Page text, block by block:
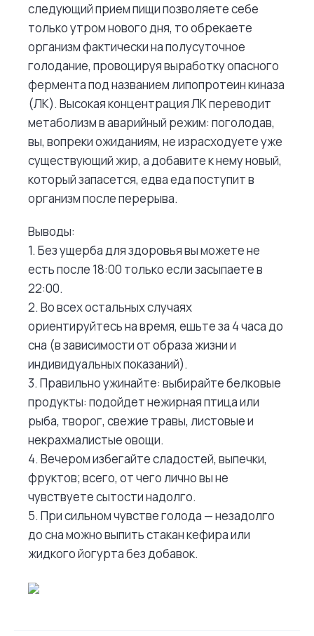
следующий прием пищи позволяете себе
только утром нового дня, то обрекаете
организм фактически на полусуточное
голодание, провоцируя выработку опасного
фермента под названием липопротеин киназа
(ЛК). Высокая концентрация ЛК переводит
метаболизм в аварийный режим: поголодав,
вы, вопреки ожиданиям, не израсходуете уже
существующий жир, а добавите к нему новый,
который запасется, едва еда поступит в
организм после перерыва.
Выводы:
1. Без ущерба для здоровья вы можете не
есть после 18:00 только если засыпаете в
22:00.
2. Во всех остальных случаях
ориентируйтесь на время, ешьте за 4 часа до
сна (в зависимости от образа жизни и
индивидуальных показаний).
3. Правильно ужинайте: выбирайте белковые
продукты: подойдет нежирная птица или
рыба, творог, свежие травы, листовые и
некрахмалистые овощи.
4. Вечером избегайте сладостей, выпечки,
фруктов; всего, от чего лично вы не
чувствуете сытости надолго.
5. При сильном чувстве голода — незадолго
до сна можно выпить стакан кефира или
жидкого йогурта без добавок.